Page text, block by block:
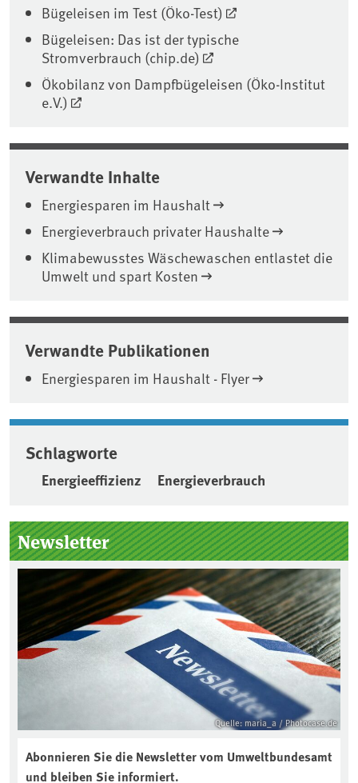
Bügeleisen im Test (Öko-Test)
Bügeleisen: Das ist der typische
Stromverbrauch (chip.de)
Ökobilanz von Dampfbügeleisen (Öko-Institut
e.V.)
Verwandte Inhalte
Energiesparen im Haushalt
Energieverbrauch privater Haushalte
Klimabewusstes Wäschewaschen entlastet die
Umwelt und spart Kosten
Verwandte Publikationen
Energiesparen im Haushalt - Flyer
Schlagworte
Energieeffizienz Energieverbrauch
Seitenleiste
Newsletter
Quelle: maria_a / Photocase.de
Abonnieren Sie die Newsletter vom Umweltbundesamt
und bleiben Sie informiert.